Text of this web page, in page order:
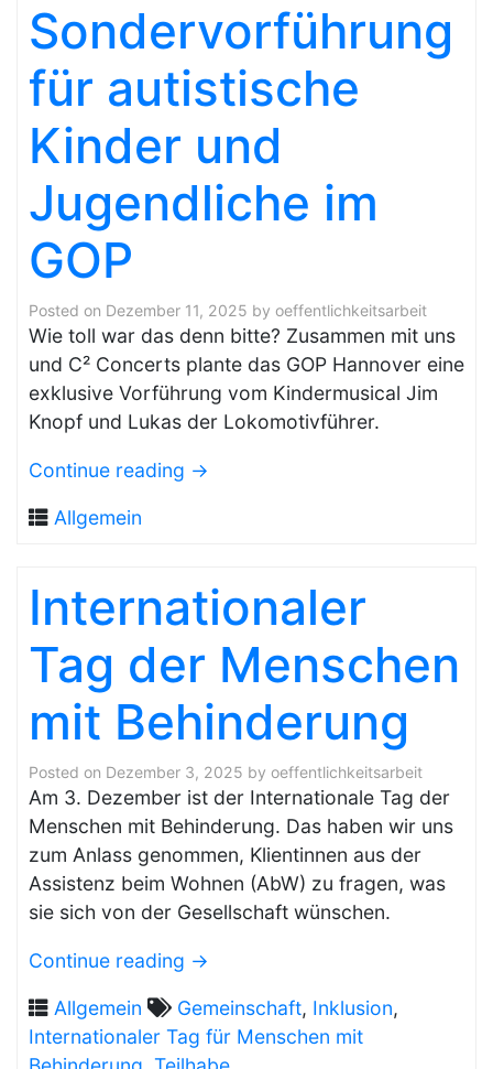
Sondervorführung
für autistische
Kinder und
Jugendliche im
GOP
Posted on Dezember 11, 2025 by oeffentlichkeitsarbeit
Wie toll war das denn bitte? Zusammen mit uns
und C² Concerts plante das GOP Hannover eine
exklusive Vorführung vom Kindermusical Jim
Knopf und Lukas der Lokomotivführer.
Continue reading →
Allgemein
Internationaler
Tag der Menschen
mit Behinderung
Posted on Dezember 3, 2025 by oeffentlichkeitsarbeit
Am 3. Dezember ist der Internationale Tag der
Menschen mit Behinderung. Das haben wir uns
zum Anlass genommen, Klientinnen aus der
Assistenz beim Wohnen (AbW) zu fragen, was
sie sich von der Gesellschaft wünschen.
Continue reading →
Allgemein Gemeinschaft, Inklusion,
Internationaler Tag für Menschen mit